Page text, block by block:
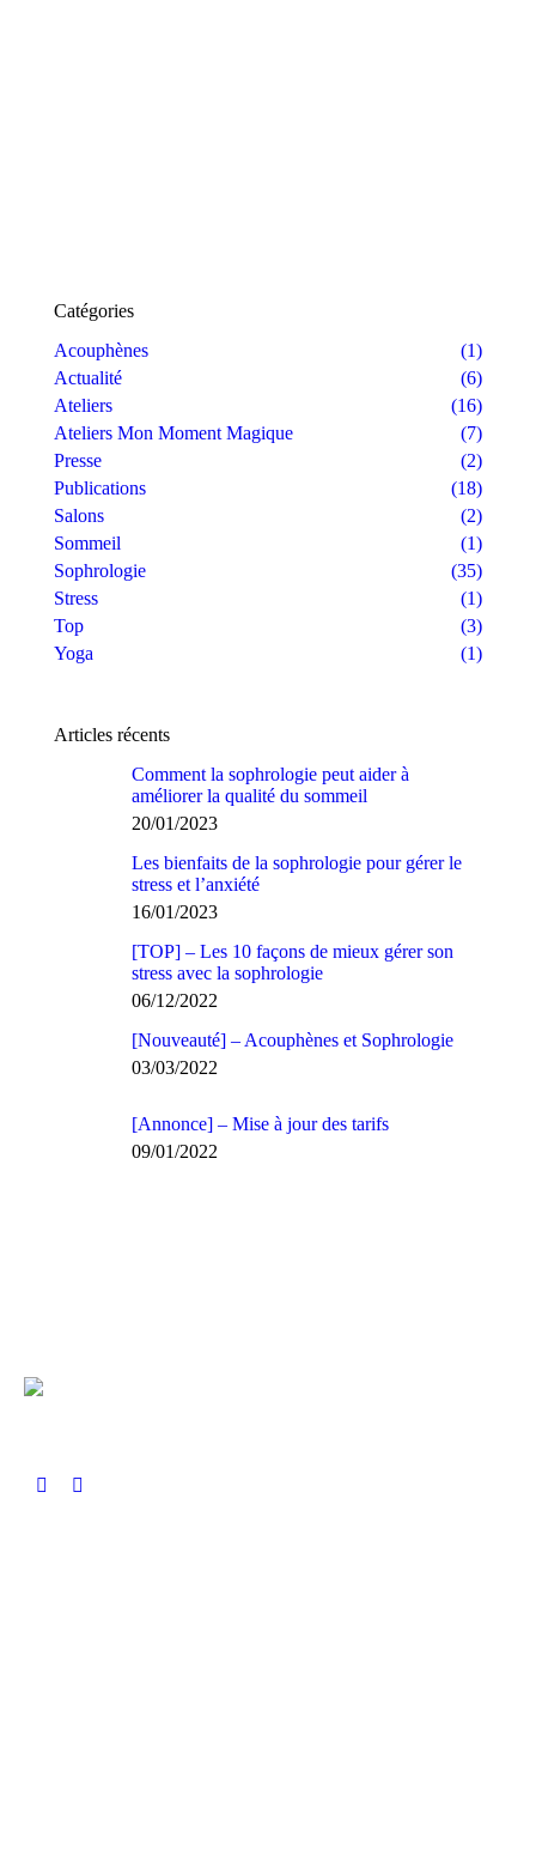
Catégories
Acouphènes
(1)
Actualité
(6)
Ateliers
(16)
Ateliers Mon Moment Magique
(7)
Presse
(2)
Publications
(18)
Salons
(2)
Sommeil
(1)
Sophrologie
(35)
Stress
(1)
Top
(3)
Yoga
(1)
Articles récents
Comment la sophrologie peut aider à
améliorer la qualité du sommeil
20/01/2023
Les bienfaits de la sophrologie pour gérer le
stress et l’anxiété
16/01/2023
[TOP] – Les 10 façons de mieux gérer son
stress avec la sophrologie
06/12/2022
[Nouveauté] – Acouphènes et Sophrologie
03/03/2022
[Annonce] – Mise à jour des tarifs
09/01/2022